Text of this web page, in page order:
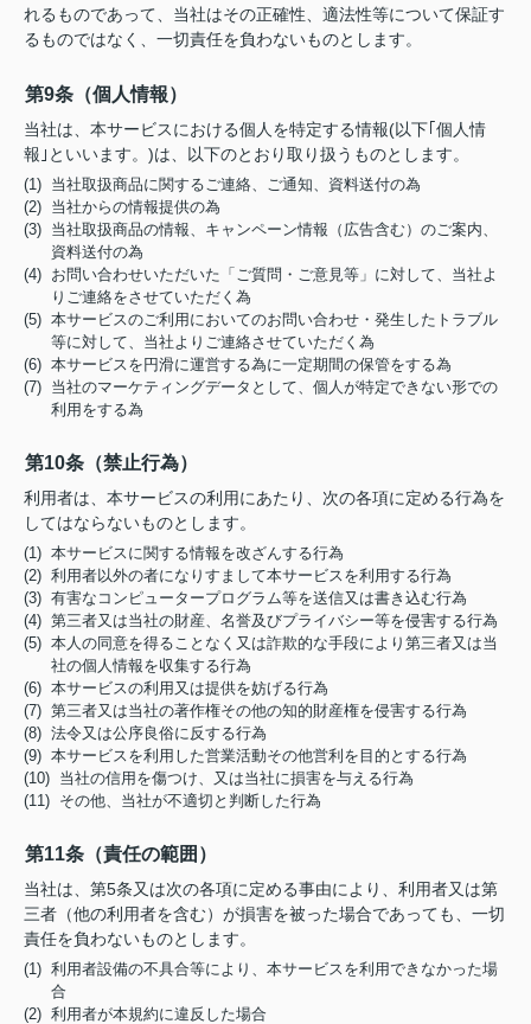
れるものであって、当社はその正確性、適法性等について保証す
るものではなく、一切責任を負わないものとします。
第9条（個人情報）
当社は、本サービスにおける個人を特定する情報(以下｢個人情
報｣といいます。)は、以下のとおり取り扱うものとします。
(1) 当社取扱商品に関するご連絡、ご通知、資料送付の為
(2) 当社からの情報提供の為
(3) 当社取扱商品の情報、キャンペーン情報（広告含む）のご案内、
資料送付の為
(4) お問い合わせいただいた「ご質問・ご意見等」に対して、当社よ
りご連絡をさせていただく為
(5) 本サービスのご利用においてのお問い合わせ・発生したトラブル
等に対して、当社よりご連絡させていただく為
(6) 本サービスを円滑に運営する為に一定期間の保管をする為
(7) 当社のマーケティングデータとして、個人が特定できない形での
利用をする為
第10条（禁止行為）
利用者は、本サービスの利用にあたり、次の各項に定める行為を
してはならないものとします。
(1) 本サービスに関する情報を改ざんする行為
(2) 利用者以外の者になりすまして本サービスを利用する行為
(3) 有害なコンピュータープログラム等を送信又は書き込む行為
(4) 第三者又は当社の財産、名誉及びプライバシー等を侵害する行為
(5) 本人の同意を得ることなく又は詐欺的な手段により第三者又は当
社の個人情報を収集する行為
(6) 本サービスの利用又は提供を妨げる行為
(7) 第三者又は当社の著作権その他の知的財産権を侵害する行為
(8) 法令又は公序良俗に反する行為
(9) 本サービスを利用した営業活動その他営利を目的とする行為
(10) 当社の信用を傷つけ、又は当社に損害を与える行為
(11) その他、当社が不適切と判断した行為
第11条（責任の範囲）
当社は、第5条又は次の各項に定める事由により、利用者又は第
三者（他の利用者を含む）が損害を被った場合であっても、一切
責任を負わないものとします。
(1) 利用者設備の不具合等により、本サービスを利用できなかった場
合
(2) 利用者が本規約に違反した場合